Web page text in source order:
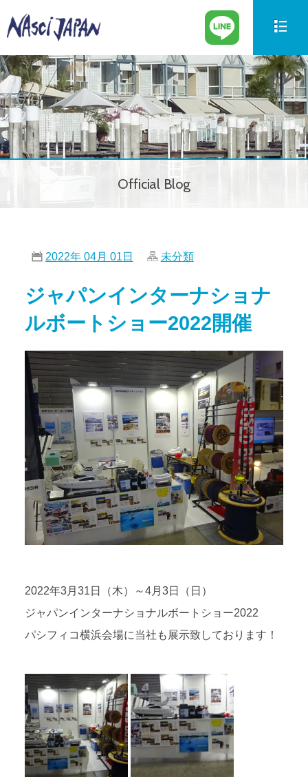
New Boat
新艇情報
Used Boat
中古艇情報
Parts
パーツ情報
会社紹介
アクセス
Contact us
お問い合わせ
Official Blog
公式ブログ
Official Blog
2022年 04月 01日 未分類
ジャパンインターナショナ
ルボートショー2022開催
2022年3月31日（木）～4月3日（日）
ジャパンインターナショナルボートショー2022
パシフィコ横浜会場に当社も展示致しております！